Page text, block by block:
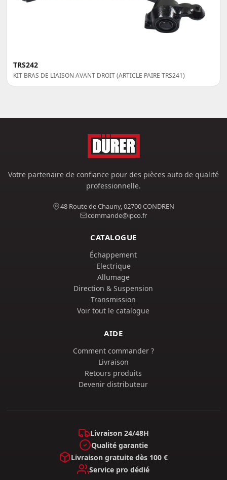
TRS242
KIT BRAS DE LIAISON AVANT DROIT (ARTICLE PAIRE TRS241)
Votre partenaire de confiance pour des pièces auto de qualité
professionnelle.
48 Route de Chauny, 02700 CONDREN
commande@ipco.fr
CATALOGUE
Échappement
Electrique
Allumage
Direction & Suspension
Transmission
Voir tout le catalogue
AIDE
Comment commander ?
Livraison
Retours produits
Devenir distributeur
Livraison 24/48H
Qualité garantie
Livraison gratuite dès 100 €
Service pro dédié